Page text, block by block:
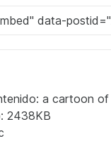
a cartoon
2438KB